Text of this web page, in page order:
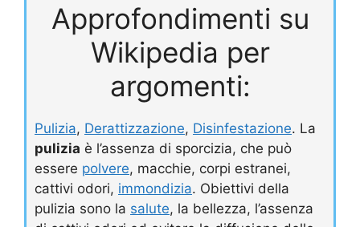
Approfondimenti su
Wikipedia per
argomenti:
Pulizia, Derattizzazione, Disinfestazione. La
pulizia è l’assenza di sporcizia, che può
essere polvere, macchie, corpi estranei,
cattivi odori, immondizia. Obiettivi della
pulizia sono la salute, la bellezza, l’assenza